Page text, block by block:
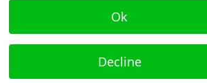
Ok
Decline